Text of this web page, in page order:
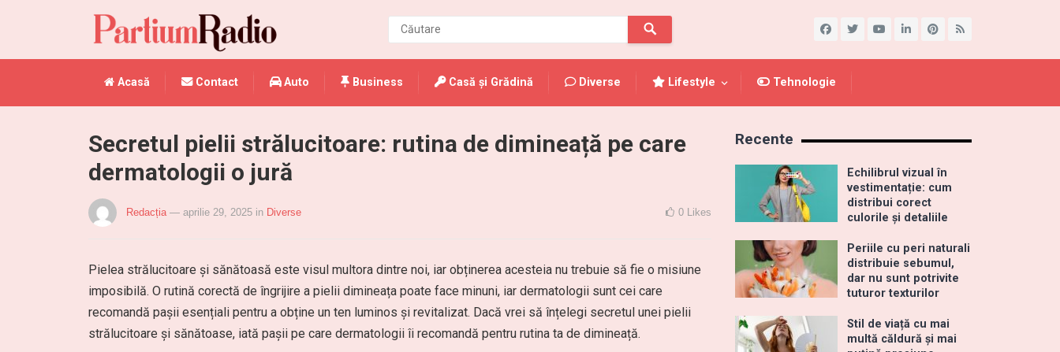
Acasă Contact Auto Business Casă și Grădină Diverse Lifestyle Tehnologie
Secretul pielii strălucitoare: rutina de dimineață pe care
dermatologii o jură
Redacția — aprilie 29, 2025 in Diverse 0 Likes
Pielea strălucitoare și sănătoasă este visul multora dintre noi, iar obținerea acesteia nu trebuie să fie o misiune
imposibilă. O rutină corectă de îngrijire a pielii dimineața poate face minuni, iar dermatologii sunt cei care
recomandă pașii esențiali pentru a obține un ten luminos și revitalizat. Dacă vrei să înțelegi secretul unei pielii
strălucitoare și sănătoase, iată pașii pe care dermatologii îi recomandă pentru rutina ta de dimineață.
Recente
Echilibrul vizual în
vestimentație: cum
distribui corect
culorile și detaliile
Periile cu peri naturali
distribuie sebumul,
dar nu sunt potrivite
tuturor texturilor
Stil de viață cu mai
multă căldură și mai